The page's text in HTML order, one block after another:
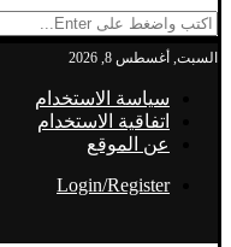
السبت, أغسطس 8, 2026
سياسة الاستخدام
اتفاقية الاستخدام
عن الموقع
Login/Register